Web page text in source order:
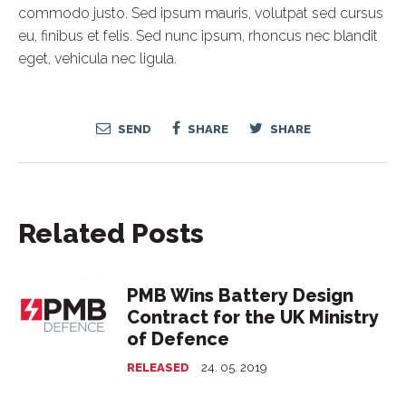
commodo justo. Sed ipsum mauris, volutpat sed cursus
eu, finibus et felis. Sed nunc ipsum, rhoncus nec blandit
eget, vehicula nec ligula.
SEND SHARE SHARE
Related Posts
PMB Wins Battery Design
Contract for the UK Ministry
of Defence
RELEASED 24. 05. 2019